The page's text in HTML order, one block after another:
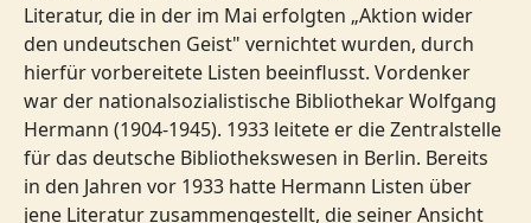
Literatur, die in der im Mai erfolgten „Aktion wider
den undeutschen Geist" vernichtet wurden, durch
hierfür vorbereitete Listen beeinflusst. Vordenker
war der nationalsozialistische Bibliothekar Wolfgang
Hermann (1904-1945). 1933 leitete er die Zentralstelle
für das deutsche Bibliothekswesen in Berlin. Bereits
in den Jahren vor 1933 hatte Hermann Listen über
jene Literatur zusammengestellt, die seiner Ansicht